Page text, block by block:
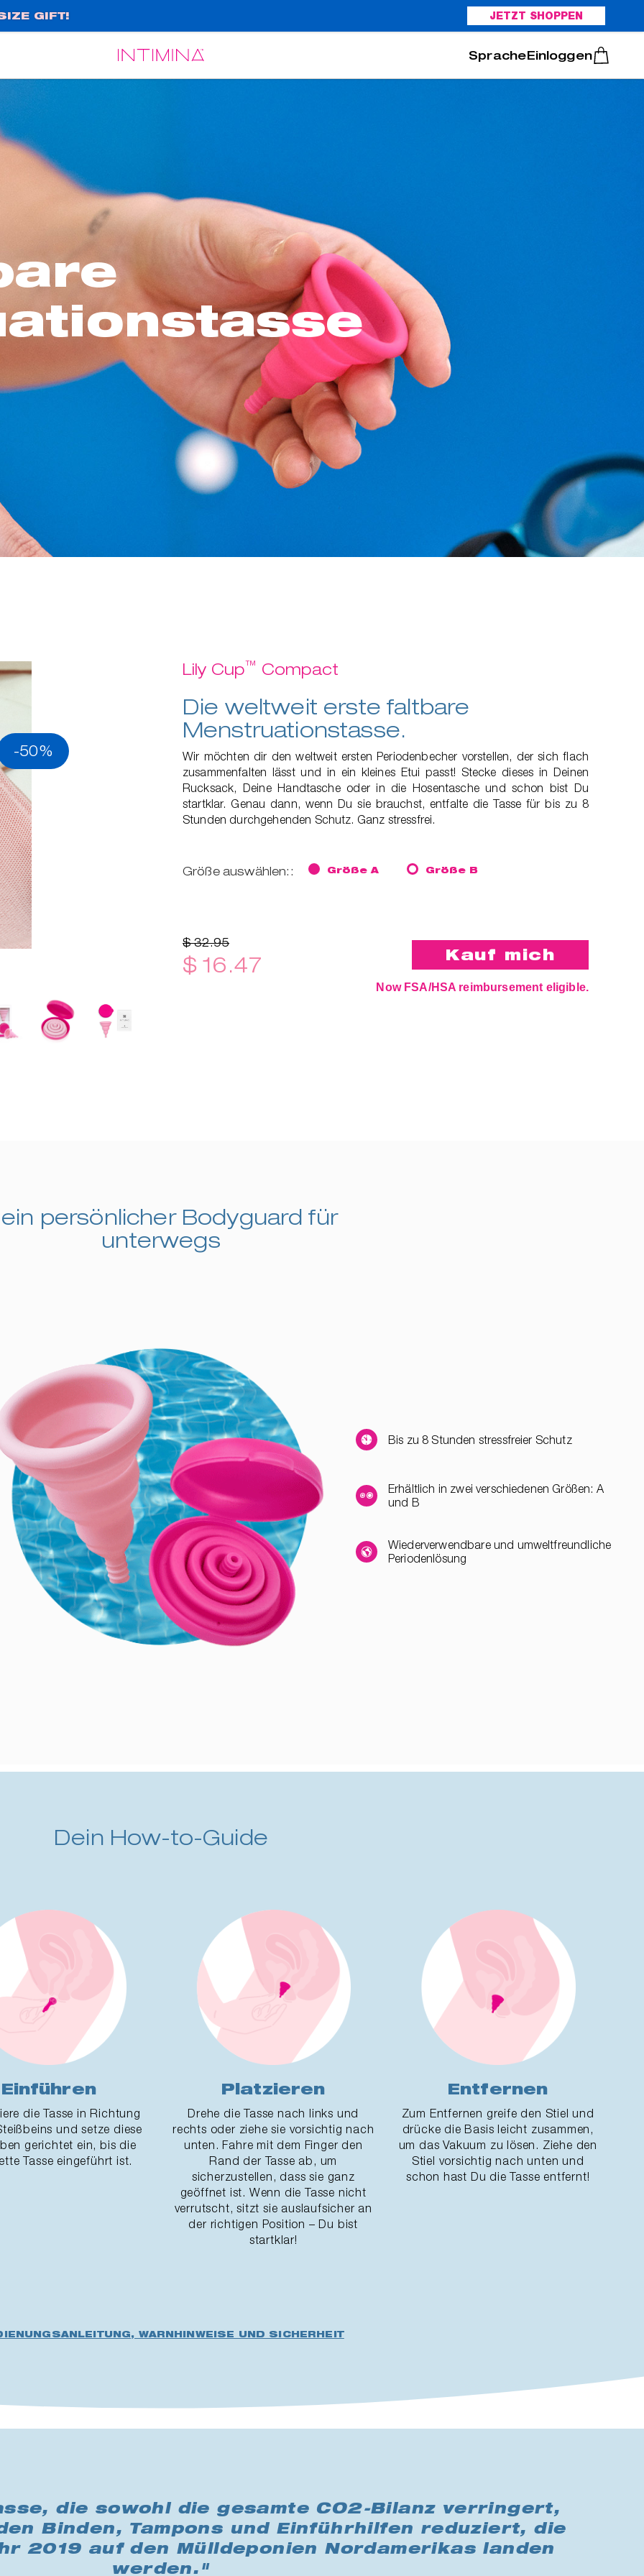
GIFT! JETZT SHOPPEN
Português
Einloggen
-50%
Lily Cup™ Compact
Die weltweit erste faltbare
Menstruationstasse.
Wir möchten dir den weltweit ersten Periodenbecher vorstellen, der sich flach
zusammenfalten lässt und in ein kleines Etui passt! Stecke dieses in Deinen
Rucksack, Deine Handtasche oder in die Hosentasche und schon bist Du
startklar. Genau dann, wenn Du sie brauchst, entfalte die Tasse für bis zu 8
Stunden durchgehenden Schutz. Ganz stressfrei.
Größe auswählen:: Größe A Größe B
$ 32.95
$ 16.47
Now FSA/HSA reimbursement eligible.
persönlicher Bodyguard für
unterwegs
Bis zu 8 Stunden stressfreier Schutz
Erhältlich in zwei verschiedenen Größen: A
und B
Wiederverwendbare und umweltfreundliche
Periodenlösung
Dein How-to-Guide
Einführen
die Tasse in Richtung
und setze diese
gerichtet ein, bis die
Tasse eingeführt ist.
Platzieren
Drehe die Tasse nach links und
rechts oder ziehe sie vorsichtig nach
unten. Fahre mit dem Finger den
Rand der Tasse ab, um
sicherzustellen, dass sie ganz
geöffnet ist. Wenn die Tasse nicht
verrutscht, sitzt sie auslaufsicher an
der richtigen Position – Du bist
startklar!
Entfernen
Zum Entfernen greife den Stiel und
drücke die Basis leicht zusammen,
um das Vakuum zu lösen. Ziehe den
Stiel vorsichtig nach unten und
schon hast Du die Tasse entfernt!
WARNHINWEISE UND SICHERHEIT
die sowohl die gesamte CO2-Bilanz verringert,
Binden, Tampons und Einführhilfen reduziert, die
2019 auf den Mülldeponien Nordamerikas landen
werden."